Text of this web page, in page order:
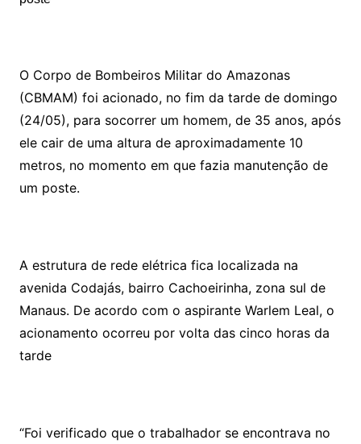
O Corpo de Bombeiros Militar do Amazonas
(CBMAM) foi acionado, no fim da tarde de domingo
(24/05), para socorrer um homem, de 35 anos, após
ele cair de uma altura de aproximadamente 10
metros, no momento em que fazia manutenção de
um poste.
A estrutura de rede elétrica fica localizada na
avenida Codajás, bairro Cachoeirinha, zona sul de
Manaus. De acordo com o aspirante Warlem Leal, o
acionamento ocorreu por volta das cinco horas da
tarde
“Foi verificado que o trabalhador se encontrava no